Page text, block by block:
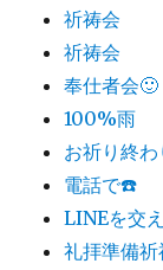
祈祷会
祈祷会
奉仕者会🙂
100%雨
お祈り終わ
電話で☎️
LINEを交
礼拝準備祈